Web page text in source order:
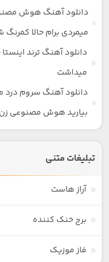
دانلود آهنگ هوش
میمردی برام حالا
دانلود آهنگ ترند
میداشت
دانلود آهنگ سروم درد
بیارید هوش مصنوعی زن
تبلیغات متنی
آراز هاست
برج خنک کننده
فاز موزیک